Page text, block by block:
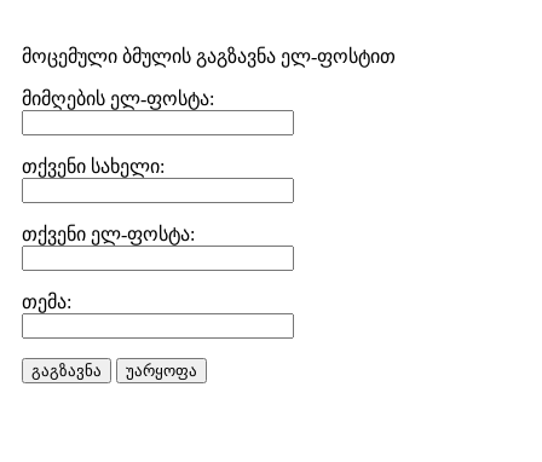
მოცემული ბმულის გაგზავნა ელ-ფოსტით
მიმღების ელ-ფოსტა:
თქვენი სახელი:
თქვენი ელ-ფოსტა:
თემა:
გაგზავნა უარყოფა